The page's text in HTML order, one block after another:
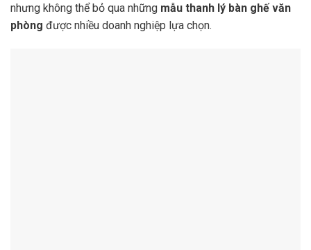
nhưng không thể bỏ qua những mẫu thanh lý bàn ghế văn
phòng được nhiều doanh nghiệp lựa chọn.